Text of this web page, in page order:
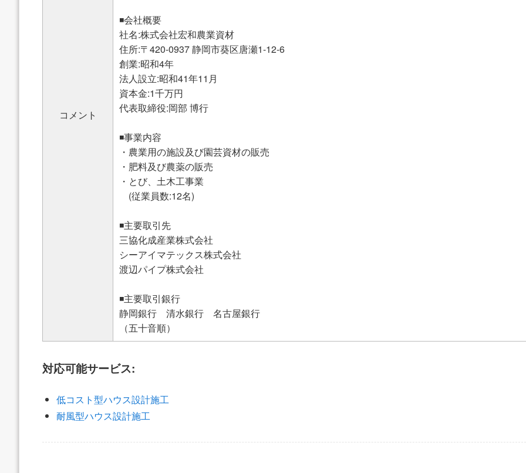
コメント
◾️会社概要
社名:株式会社宏和農業資材
住所:〒420-0937 静岡市葵区唐瀬1-12-6
創業:昭和4年
法人設立:昭和41年11月
資本金:1千万円
代表取締役:岡部 博行
◾️事業内容
・農業用の施設及び園芸資材の販売
・肥料及び農薬の販売
・とび、土木工事業
(従業員数:12名)
◾️主要取引先
三協化成産業株式会社
シーアイマテックス株式会社
渡辺パイプ株式会社
◾️主要取引銀行
静岡銀行 清水銀行 名古屋銀行
（五十音順）
対応可能サービス:
低コスト型ハウス設計施工
耐風型ハウス設計施工